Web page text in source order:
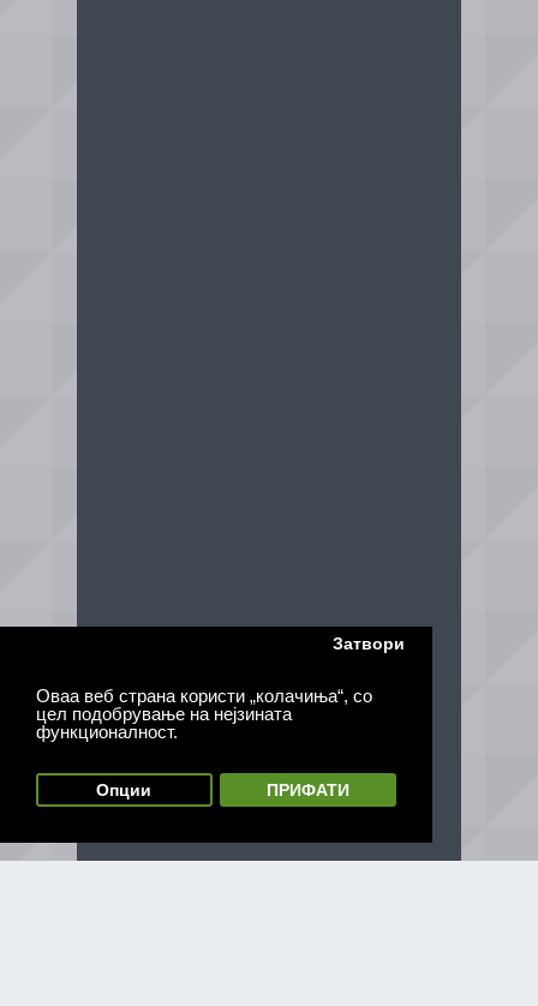
Оваа веб страна користи „колачиња“, со
цел подобрување на нејзината
функционалност.
Затвори
Опции ПРИФАТИ